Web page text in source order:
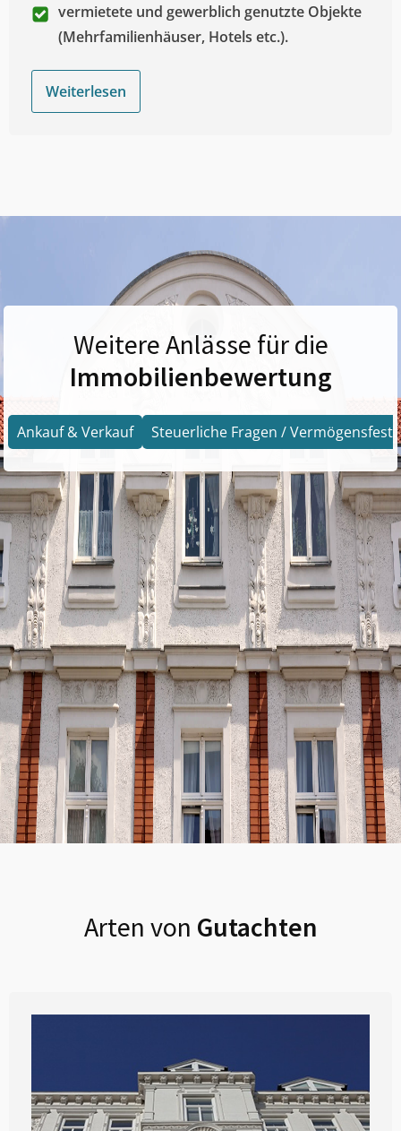
vermietete und gewerblich genutzte Objekte
(Mehrfamilienhäuser, Hotels etc.).
Weiterlesen
Weitere Anlässe für die
Immobilienbewertung
Ankauf & Verkauf Steuerliche Fragen /
Arten von Gutachten